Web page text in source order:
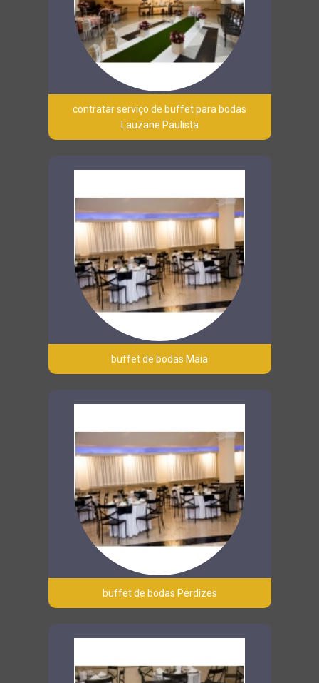
contratar serviço de buffet para bodas
Lauzane Paulista
buffet de bodas Maia
buffet de bodas Perdizes